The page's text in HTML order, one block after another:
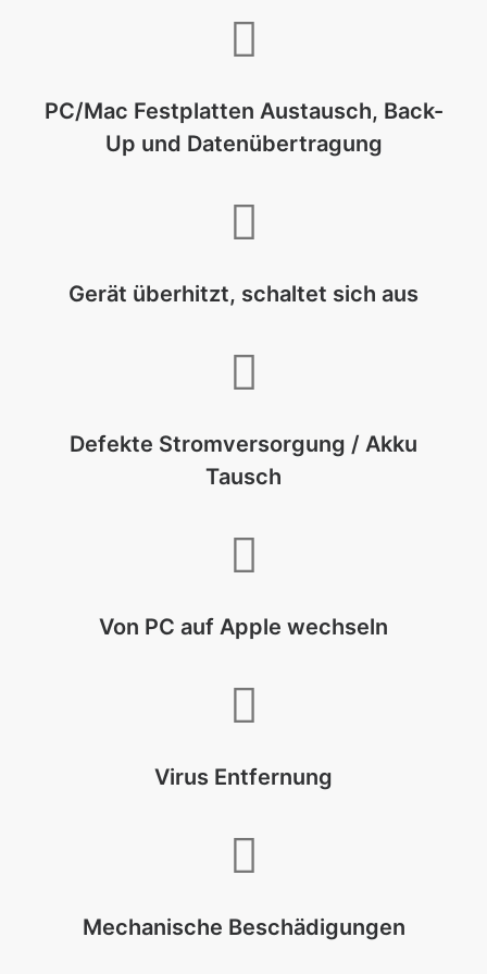
PC/Mac Festplatten Austausch, Back-
Up und Datenübertragung
Gerät überhitzt, schaltet sich aus
Defekte Stromversorgung / Akku
Tausch
Von PC auf Apple wechseln
Virus Entfernung
Mechanische Beschädigungen